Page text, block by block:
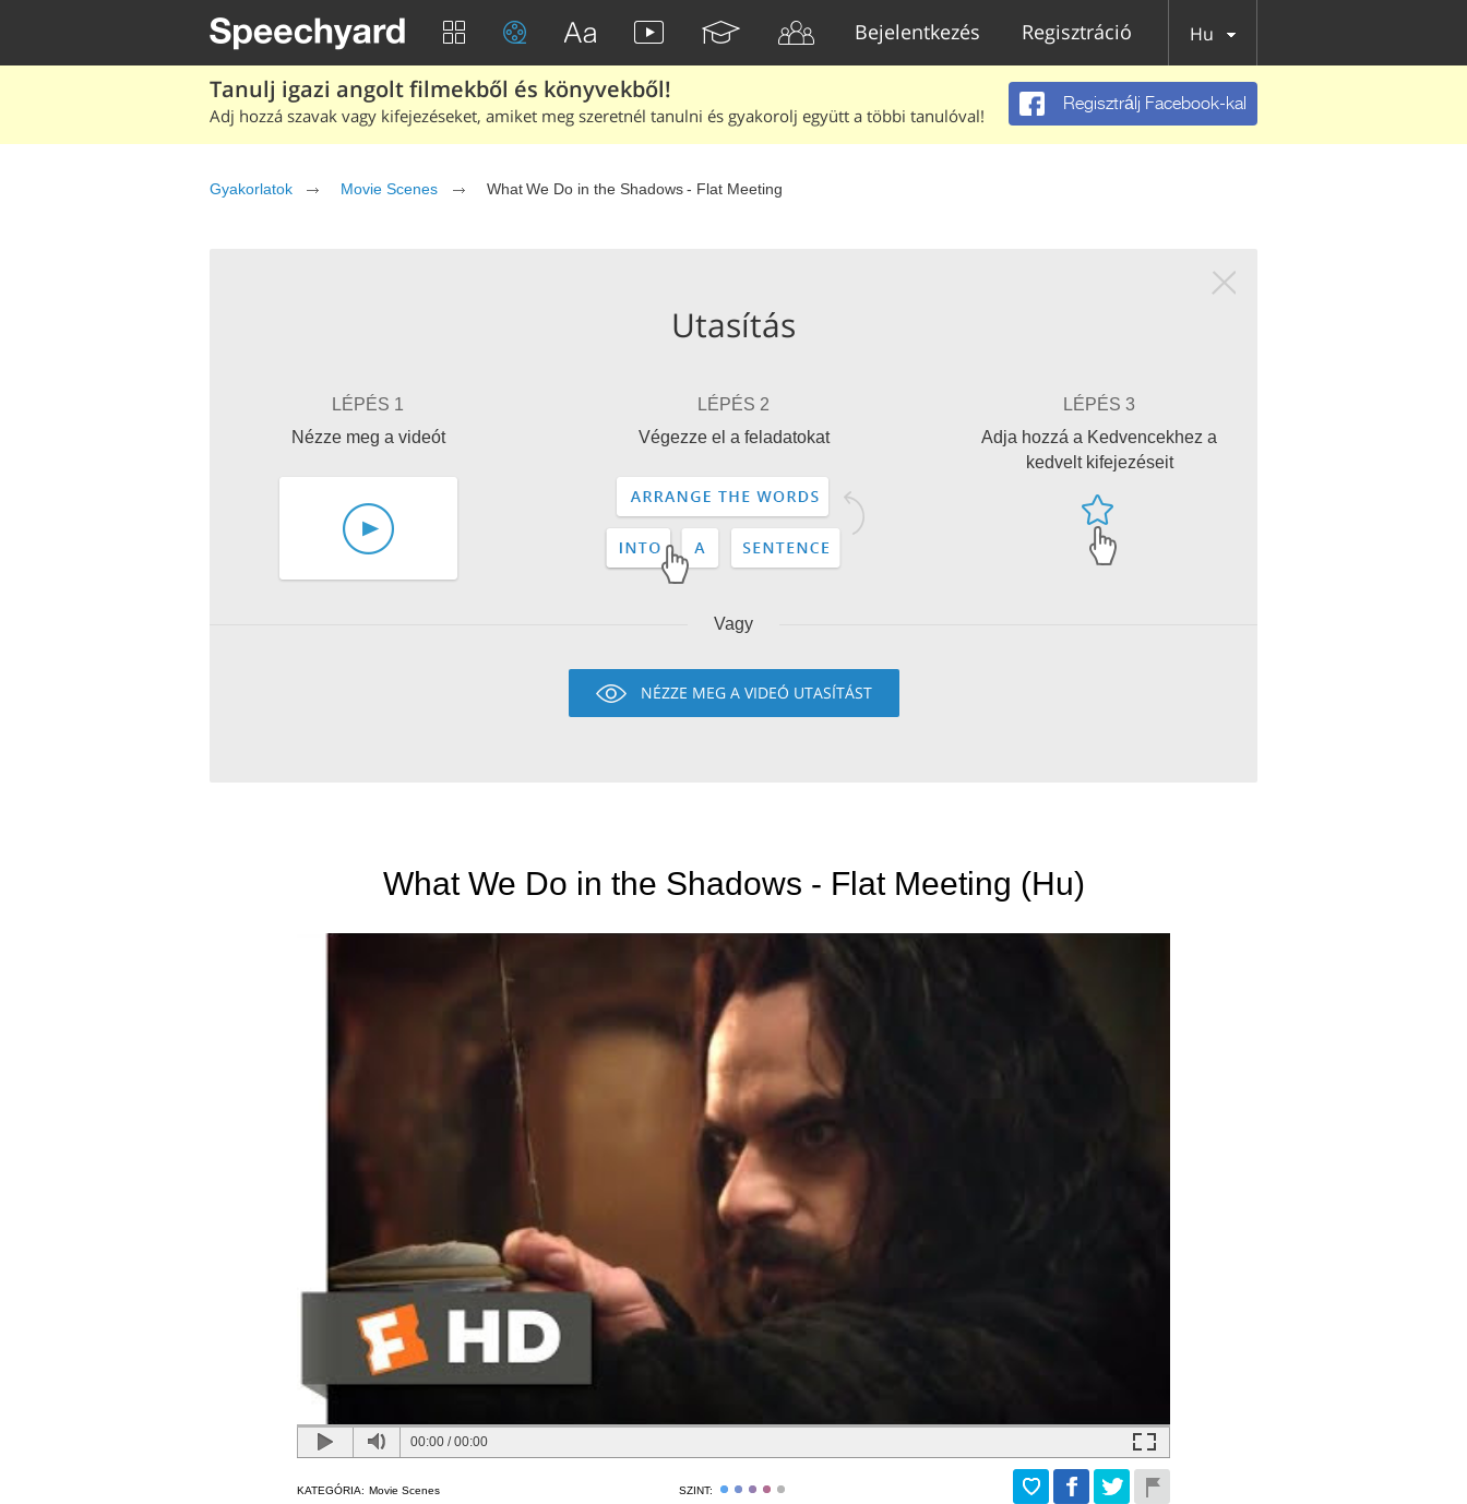
Bejelentkezés Regisztráció Hu
Tanulj igazi angolt filmekből és könyvekből!
Adj hozzá szavak vagy kifejezéseket, amiket meg szeretnél tanulni és gyakorolj együtt a többi tanulóval!
Regisztrálj Facebook-kal
Gyakorlatok Movie Scenes What We Do in the Shadows - Flat Meeting
Utasítás
LÉPÉS 1
Nézze meg a videót
LÉPÉS 2
Végezze el a feladatokat
LÉPÉS 3
Adja hozzá a Kedvencekhez a
kedvelt kifejezéseit
Vagy
NÉZZE MEG A VIDEÓ UTASÍTÁST
What We Do in the Shadows - Flat Meeting (Hu)
00:00 /00:00
KATEGÓRIA: Movie Scenes SZINT: